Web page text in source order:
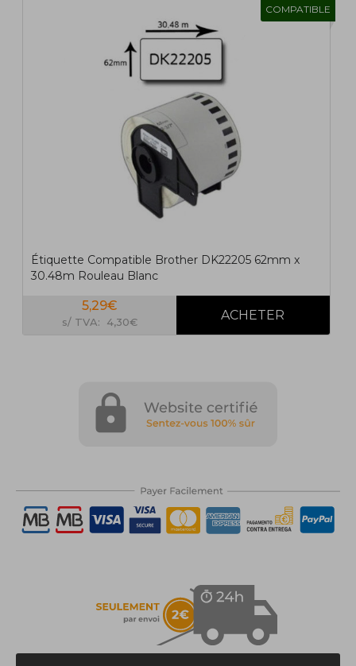
>|
COMPATIBLE
Étiquette Compatible Brother DK22205 62mm x
30.48m Rouleau Blanc
5,29€
s/ TVA: 4,30€